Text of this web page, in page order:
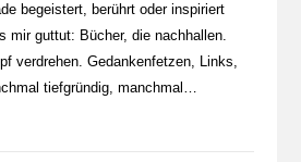
begeistert, berührt oder inspiriert
mir guttut: Bücher, die nachhallen.
verdrehen. Gedankenfetzen, Links,
tiefgründig, manchmal…